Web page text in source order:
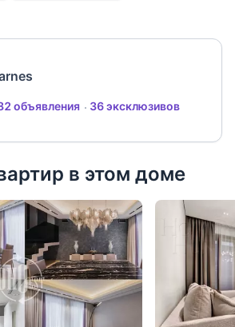
объявления 36 эксклюзивов
в этом доме